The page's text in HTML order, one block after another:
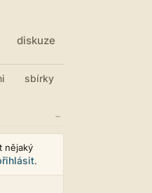
diskuze
sbírky
−
nějaký
.